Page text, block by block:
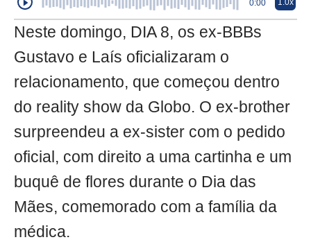
0:00 1.0x
Neste domingo, DIA 8, os ex-BBBs
Gustavo e Laís oficializaram o
relacionamento, que começou dentro
do reality show da Globo. O ex-brother
surpreendeu a ex-sister com o pedido
oficial, com direito a uma cartinha e um
buquê de flores durante o Dia das
Mães, comemorado com a família da
médica.